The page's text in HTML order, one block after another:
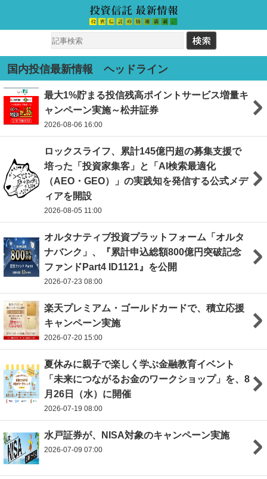
国内投信最新情報 ヘッドライン
最大1%貯まる投信残高ポイントサービス増量キ
ャンペーン実施～松井証券
2026-08-06 16:00
ロックスライフ、累計145億円超の募集支援で
培った「投資家集客」と「AI検索最適化
（AEO・GEO）」の実践知を発信する公式メデ
ィアを開設
2026-08-05 11:00
オルタナティブ投資プラットフォーム「オルタ
ナバンク」、『累計申込総額800億円突破記念
ファンドPart4 ID1121』を公開
2026-07-23 08:00
楽天プレミアム・ゴールドカードで、積立応援
キャンペーン実施
2026-07-20 15:00
夏休みに親子で楽しく学ぶ金融教育イベント
「未来につながるお金のワークショップ」を、8
月26日（水）に開催
2026-07-19 08:00
水戸証券が、NISA対象のキャンペーン実施
2026-07-09 07:00